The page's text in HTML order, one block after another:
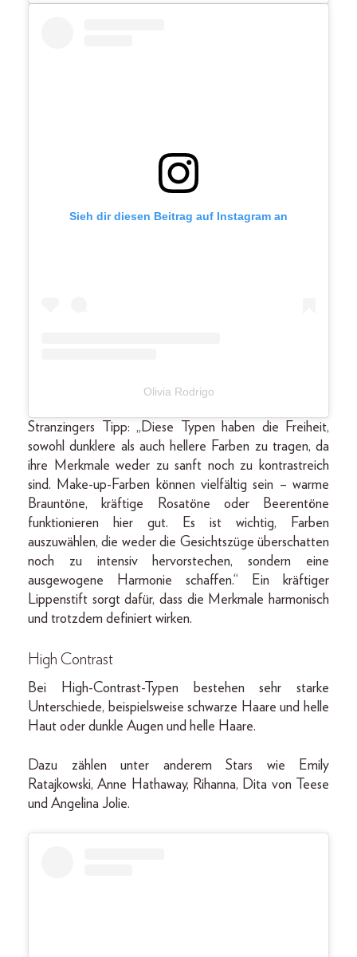
Sieh dir diesen Beitrag auf Instagram an
Olivia Rodrigo
Stranzingers Tipp: „Diese Typen haben die Freiheit,
sowohl dunklere als auch hellere Farben zu tragen, da
ihre Merkmale weder zu sanft noch zu kontrastreich
sind. Make-up-Farben können vielfältig sein – warme
Brauntöne, kräftige Rosatöne oder Beerentöne
funktionieren hier gut. Es ist wichtig, Farben
auszuwählen, die weder die Gesichtszüge überschatten
noch zu intensiv hervorstechen, sondern eine
ausgewogene Harmonie schaffen.“ Ein kräftiger
Lippenstift sorgt dafür, dass die Merkmale harmonisch
und trotzdem definiert wirken.
High Contrast
Bei High-Contrast-Typen bestehen sehr starke
Unterschiede, beispielsweise schwarze Haare und helle
Haut oder dunkle Augen und helle Haare.
Dazu zählen unter anderem Stars wie Emily
Ratajkowski, Anne Hathaway, Rihanna, Dita von Teese
und Angelina Jolie.